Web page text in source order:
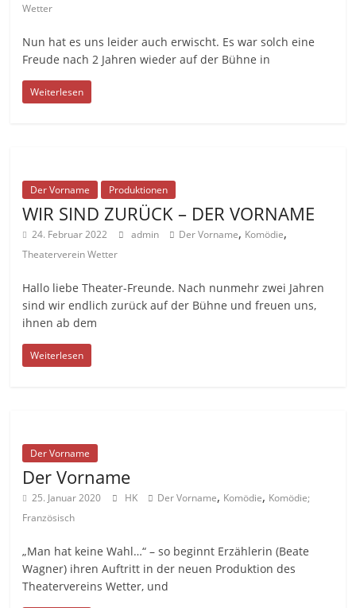
Wetter
Nun hat es uns leider auch erwischt. Es war solch eine
Freude nach 2 Jahren wieder auf der Bühne in
Weiterlesen
Der Vorname Produktionen
WIR SIND ZURÜCK – DER VORNAME
24. Februar 2022 admin Der Vorname, Komödie,
Theaterverein Wetter
Hallo liebe Theater-Freunde. Nach nunmehr zwei Jahren
sind wir endlich zurück auf der Bühne und freuen uns,
ihnen ab dem
Weiterlesen
Der Vorname
Der Vorname
25. Januar 2020 HK Der Vorname, Komödie, Komödie;
Französisch
„Man hat keine Wahl…“ – so beginnt Erzählerin (Beate
Wagner) ihren Auftritt in der neuen Produktion des
Theatervereins Wetter, und